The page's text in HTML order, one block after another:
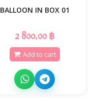
BALLOON IN BOX 01
2 800,00 ฿
Add to cart